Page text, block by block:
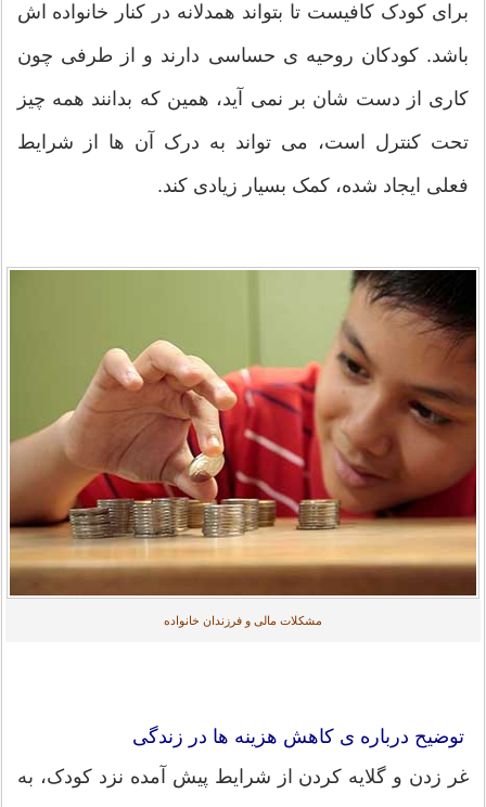
برای کودک کافیست تا بتواند همدلانه در کنار خانواده اش
باشد. کودکان روحیه ی حساسی دارند و از طرفی چون
کاری از دست شان بر نمی آید، همین که بدانند همه چیز
تحت کنترل است، می تواند به درک آن ها از شرایط
فعلی ایجاد شده، کمک بسیار زیادی کند.
مشکلات مالی و فرزندان خانواده
توضیح درباره ی کاهش هزینه ها در زندگی
غر زدن و گلایه کردن از شرایط پیش آمده نزد کودک، به